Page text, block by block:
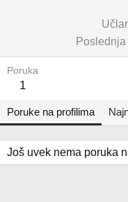
Poruka
1
Poruke na profilima
Još uvek nema poruka